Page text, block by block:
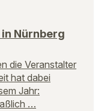
Nürnberg
die Veranstalter
hat dabei
Jahr:
…